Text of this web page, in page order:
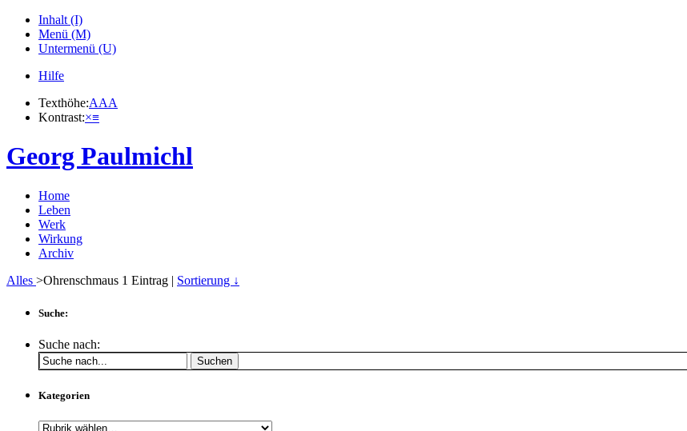
Inhalt (I)
Menü (M)
Untermenü (U)
Hilfe
Texthöhe:AAA
Kontrast:×≡
Georg Paulmichl
Home
Leben
Werk
Wirkung
Archiv
Alles >Ohrenschmaus 1 Eintrag | Sortierung ↓
Suche:
Suche nach:
Suchen
Kategorien